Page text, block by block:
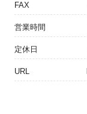
FAX
営業時間
定休日
URL